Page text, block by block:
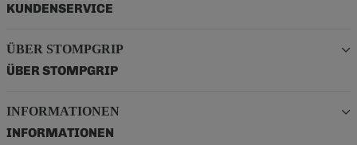
KUNDENSERVICE
ÜBER STOMPGRIP
ÜBER STOMPGRIP
INFORMATIONEN
INFORMATIONEN